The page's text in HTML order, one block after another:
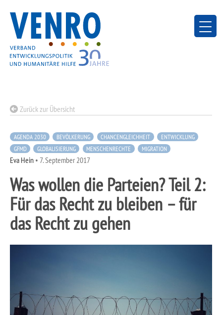
content
Zurück zur Übersicht
AGENDA 2030 BEVÖLKERUNG CHANCENGLEICHHEIT
ENTWICKLUNG
GFMD
GLOBALISIERUNG MENSCHENRECHTE MIGRATION
Eva Hein • 7. September 2017
Was wollen die Parteien? Teil 2:
Für das Recht zu bleiben – für
das Recht zu gehen